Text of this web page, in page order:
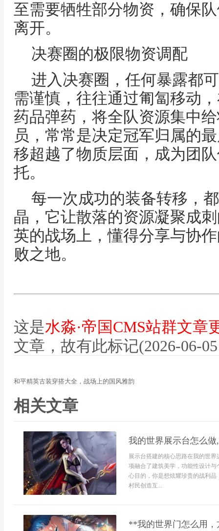
至需要牺牲部分物资，确保
离开。
决赛圈的极限物资调配
进入决赛圈，任何暴露都
需谨慎，往往通过匍匐移动
药品弹药，将全队资源集中
员，常常是决定冠军归属的
移超越了物质层面，成为团
托。
每一次成功的装备转移，
晶，它让散落的资源凝聚成
英的战场上，懂得分享与协
败之地。
这是水淼·帝国CMS站群文章
文章，故有此标记(2026-06-
和平精英古装穿搭大全，战场上的国风雅韵
相关文章
我的世界展示台怎么
展示台搭建的核心思路在我的世
项融合了建筑美学，功能性设计
心目的，你是想炫耀珍贵的战利
村民创造互...
**我的世界门怎么用